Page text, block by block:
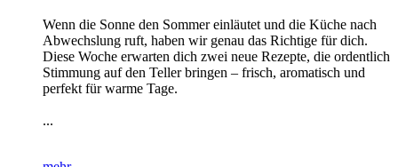
Wenn die Sonne den Sommer einläutet und die Küche nach
Abwechslung ruft, haben wir genau das Richtige für dich.
Diese Woche erwarten dich zwei neue Rezepte, die ordentlich
Stimmung auf den Teller bringen – frisch, aromatisch und
perfekt für warme Tage.
...